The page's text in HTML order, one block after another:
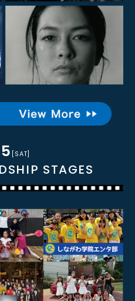
[SAT]
STAGES